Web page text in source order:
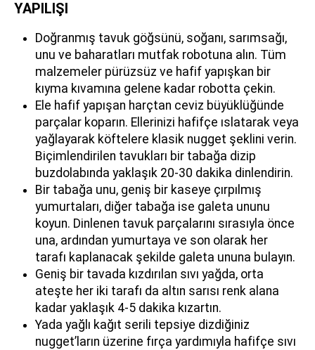
YAPILIŞI
Doğranmış tavuk göğsünü, soğanı, sarımsağı,
unu ve baharatları mutfak robotuna alın. Tüm
malzemeler pürüzsüz ve hafif yapışkan bir
kıyma kıvamına gelene kadar robotta çekin.
Ele hafif yapışan harçtan ceviz büyüklüğünde
parçalar koparın. Ellerinizi hafifçe ıslatarak veya
yağlayarak köftelere klasik nugget şeklini verin.
Biçimlendirilen tavukları bir tabağa dizip
buzdolabında yaklaşık 20-30 dakika dinlendirin.
Bir tabağa unu, geniş bir kaseye çırpılmış
yumurtaları, diğer tabağa ise galeta ununu
koyun. Dinlenen tavuk parçalarını sırasıyla önce
una, ardından yumurtaya ve son olarak her
tarafı kaplanacak şekilde galeta ununa bulayın.
Geniş bir tavada kızdırılan sıvı yağda, orta
ateşte her iki tarafı da altın sarısı renk alana
kadar yaklaşık 4-5 dakika kızartın.
Yada yağlı kağıt serili tepsiye dizdiğiniz
nugget’ların üzerine fırça yardımıyla hafifçe sıvı